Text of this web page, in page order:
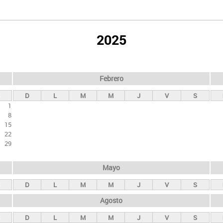
2025
1
8
15
22
29
Febrero
D L M M J V S
Mayo
D L M M J V S
Agosto
D L M M J V S